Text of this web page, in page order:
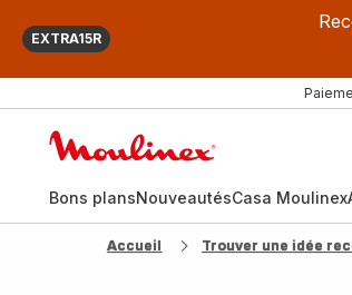
EXTRA15R
Bons plansNouveautésCasa Moulinex
Accueil Trouver une idée